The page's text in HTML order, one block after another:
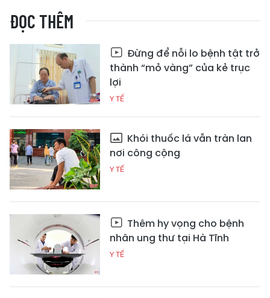
ĐỌC THÊM
Đừng để nỗi lo bệnh tật trở
thành “mỏ vàng” của kẻ trục
lợi
Y TẾ
Khói thuốc lá vẫn tràn lan
nơi công cộng
Y TẾ
Thêm hy vọng cho bệnh
nhân ung thư tại Hà Tĩnh
Y TẾ